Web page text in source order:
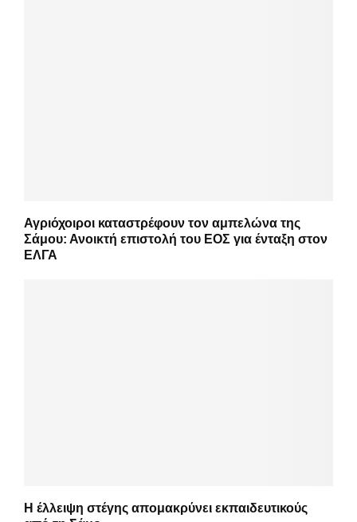
Αγριόχοιροι καταστρέφουν τον αμπελώνα της
Σάμου: Ανοικτή επιστολή του ΕΟΣ για ένταξη στον
ΕΛΓΑ
Η έλλειψη στέγης απομακρύνει εκπαιδευτικούς